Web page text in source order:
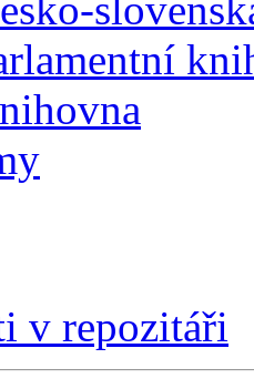
v repozitáři